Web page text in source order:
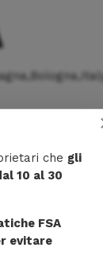
che gli
10 al 30
FSA
evitare